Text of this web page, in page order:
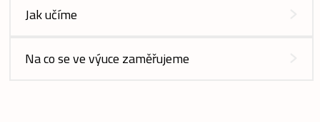
Jak učíme
Na co se ve výuce zaměřujeme